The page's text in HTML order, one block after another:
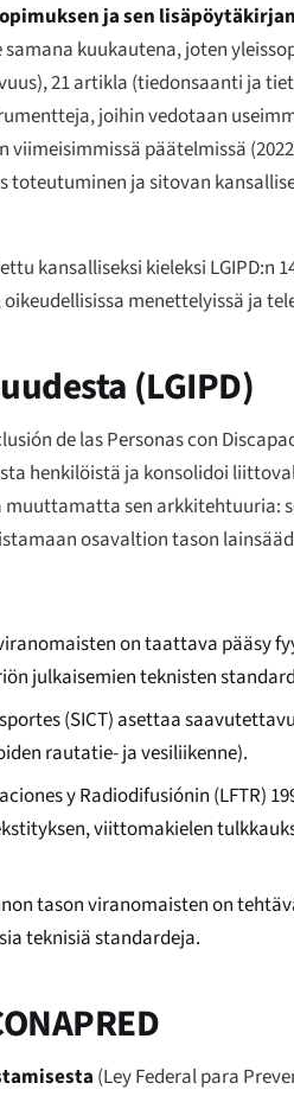
ja sen lisäpöytäkirjan
kuukautena, joten
21 artikla (tiedonsaanti ja
joihin vedotaan
päätelmissä
ja sitovan
kansalliseksi kieleksi
menettelyissä ja
(LGIPD)
de las Personas con
henkilöistä ja konsolidoi
muuttamatta sen
osavaltion tason
on taattava pääsy
julkaisemien teknisten
(SICT) asettaa
rautatie- ja vesiliikenne).
y Radiodifusiónin (LFTR)
viittomakielen
tason viranomaisten on
teknisiä standardeja.
(Ley Federal para